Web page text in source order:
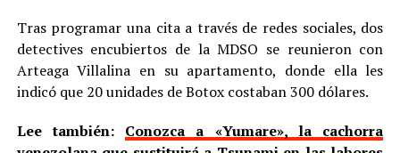
Tras programar una cita a través de redes sociales, dos
detectives encubiertos de la MDSO se reunieron con
Arteaga Villalina en su apartamento, donde ella les
indicó que 20 unidades de Botox costaban 300 dólares.
Lee también: Conozca a «Yumare», la cachorra